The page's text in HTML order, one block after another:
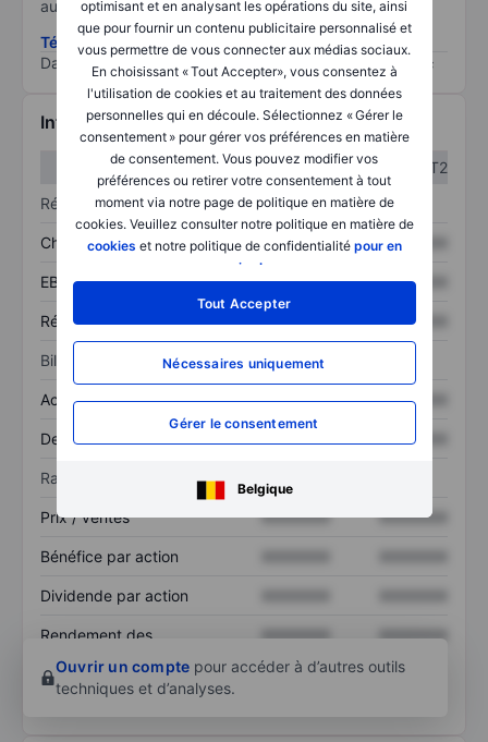
optimisant et en analysant les opérations du site, ainsi
que pour fournir un contenu publicitaire personnalisé et
vous permettre de vous connecter aux médias sociaux.
En choisissant « Tout Accepter», vous consentez à
l'utilisation de cookies et au traitement des données
personnelles qui en découle. Sélectionnez « Gérer le
consentement » pour gérer vos préférences en matière
de consentement. Vous pouvez modifier vos
préférences ou retirer votre consentement à tout
moment via notre page de politique en matière de
cookies. Veuillez consulter notre politique en matière de
cookies et notre politique de confidentialité pour en
savoir plus
Tout Accepter
Nécessaires uniquement
Gérer le consentement
Belgique
au risque le plus élevé).
Télécharger la méthodologie ESG (en anglais)
Data provided by
Informations financières
T1
T2
Résultats
Chiffre d’affaires XXXXXXX XXXXXXX
EBITDA XXXXXXX XXXXXXX
Résultat net XXXXXXX XXXXXXX
Bilan
Actif total XXXXXXX XXXXXXX
Dette totale XXXXXXX
Ratios
Prix / ventes XXXXXXX XXXXXXX
Bénéfice par action
Dividende par action
Rendement des
XXXXXXX
XXXXXXX
Ouvrir un compte pour accéder à d’autres outils
techniques et d’analyses.